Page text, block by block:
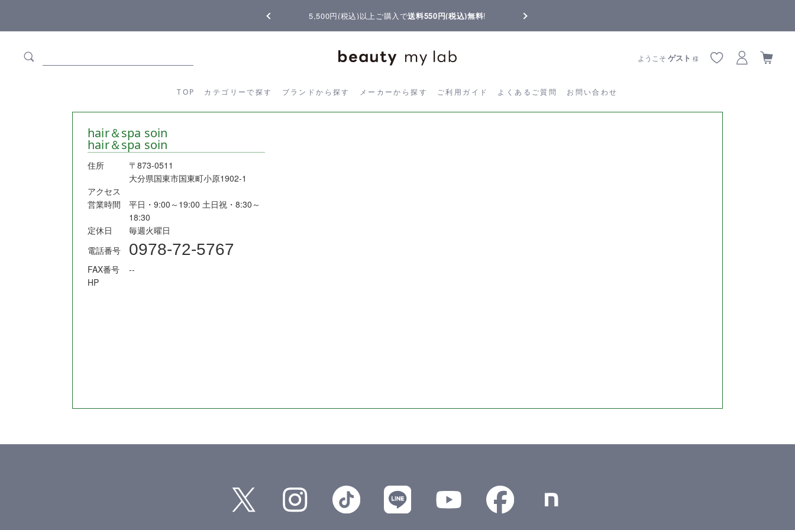
5,500円(税込)以上ご購入で送料550円(税込)無料!
TOP カテゴリーで探す ブランドから探す メーカーから探す ご利用ガイド よくあるご質問 お問い合わせ
ようこそゲスト 様
カテゴリーから探す ブランドから探す メーカーから探す ご利用ガイド よくあるご質問
hair＆spa soin
hair＆spa soin
住所
〒873-0511
大分県国東市国東町小原1902-1
アクセス
営業時間
平日・9:00～19:00 土日祝・8:30～
18:30
定休日
毎週火曜日
電話番号
0978-72-5767
FAX番号
--
HP